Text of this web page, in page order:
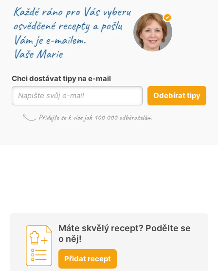
Chci dostávat tipy na e-mail
Odebírat tipy
Máte skvělý recept? Podělte se
o něj!
Přidat recept